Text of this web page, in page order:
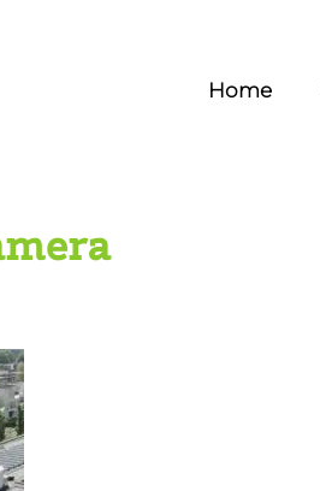
Home